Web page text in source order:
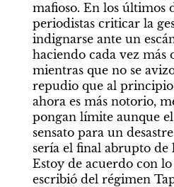
mafioso. En los últimos
periodistas criticar la
indignarse ante un
haciendo cada vez más
mientras que no se
repudio que al
ahora es más notorio,
pongan límite aunque
sensato para un
sería el final abrupto de
Estoy de acuerdo con
escribió del régimen